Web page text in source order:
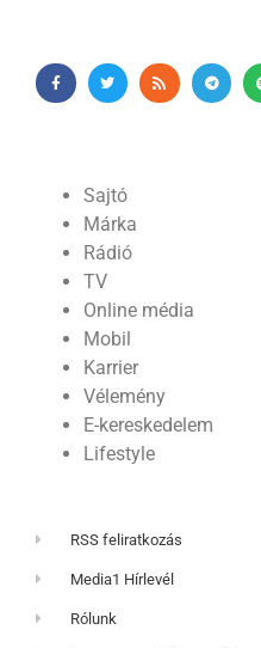
Sajtó
Márka
Rádió
TV
Online média
Mobil
Karrier
Vélemény
E-kereskedelem
Lifestyle
RSS feliratkozás
Media1 Hírlevél
Rólunk